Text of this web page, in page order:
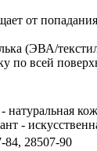
от
(ЭВА/
по всей
натуральная
-
84, 28507-90